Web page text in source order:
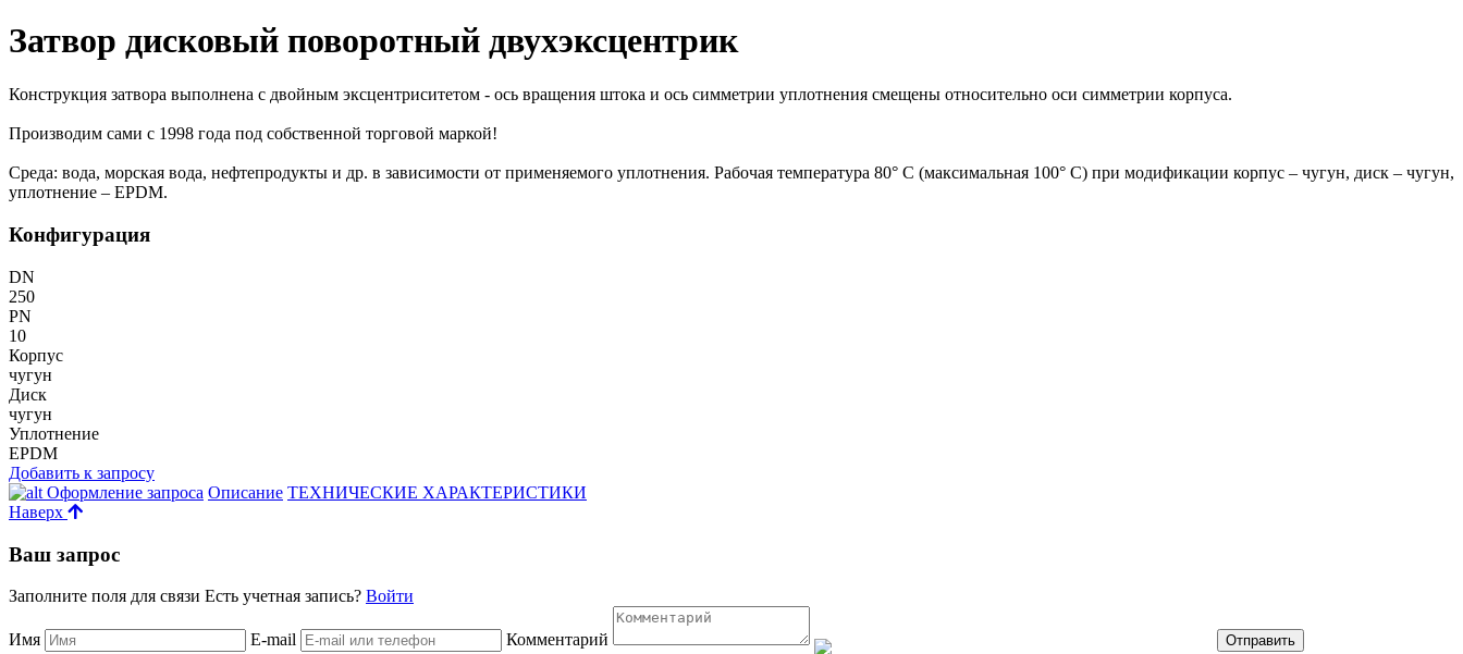
Затвор дисковый поворотный двухэксцентрик
Конструкция затвора выполнена с двойным эксцентриситетом - ось вращения штока и ось симметрии уплотнения смещены относительно оси симметрии корпуса.
Производим сами с 1998 года под собственной торговой маркой!
Среда: вода, морская вода, нефтепродукты и др. в зависимости от применяемого уплотнения. Рабочая температура 80° С (максимальная 100° С) при модификации корпус – чугун, диск – чугун,
уплотнение – EPDM.
Конфигурация
DN
250
PN
10
Корпус
чугун
Диск
чугун
Уплотнение
EPDM
Добавить к запросу
Оформление запроса Описание ТЕХНИЧЕСКИЕ ХАРАКТЕРИСТИКИ
Наверх
Ваш запрос
Заполните поля для связи Есть учетная запись? Войти
Имя E-mail Комментарий